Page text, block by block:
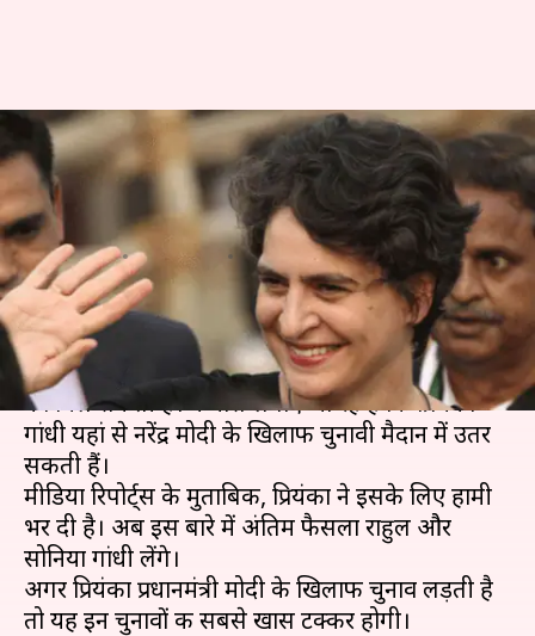
प्रधानमंत्री मोदी के खिलाफ चुनाव लड़
सकती हैं प्रियंका गांधी, सोनिया और
राहुल करेंगे अंतिम फैसला
लेखन प्रमोद कुमार Apr 13, 2019 04:57 pm
क्या है खबर?
वाराणसी लोकसभा सीट पर इस बार कांटे की टक्कर देखने
को मिल सकती है। कयास लगाए जा रहे हैं कि प्रियंका
गांधी यहां से नरेंद्र मोदी के खिलाफ चुनावी मैदान में उतर
सकती हैं।
मीडिया रिपोर्ट्स के मुताबिक, प्रियंका ने इसके लिए हामी
भर दी है। अब इस बारे में अंतिम फैसला राहुल और
सोनिया गांधी लेंगे।
अगर प्रियंका प्रधानमंत्री मोदी के खिलाफ चुनाव लड़ती है